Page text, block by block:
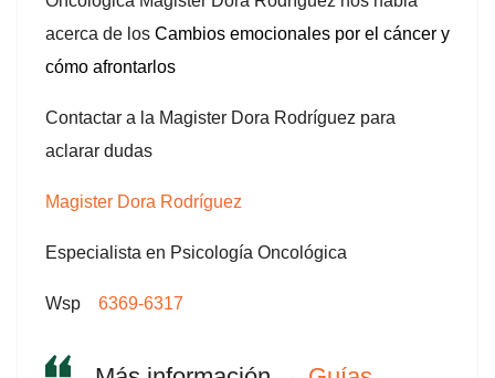
acerca de los Cambios emocionales por el cáncer y
cómo afrontarlos
Contactar a la Magister Dora Rodríguez para
aclarar dudas
Magister Dora Rodríguez
Especialista en Psicología Oncológica
Wsp 6369-6317